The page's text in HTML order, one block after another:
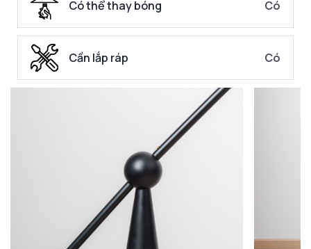
Có thể thay bóng Có
Cần lắp ráp Có